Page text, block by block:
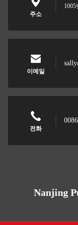
주소
이메일
전화
Nanjing